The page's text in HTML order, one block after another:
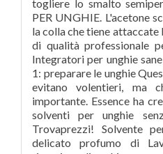
togliere lo smalto
PER UNGHIE. L'acetone
la colla che tiene attaccate
di qualità professionale
Integratori per unghie
1: preparare le unghie
evitano volentieri, ma
importante. Essence ha
solventi per unghie
Trovaprezzi! Solvente
delicato profumo di